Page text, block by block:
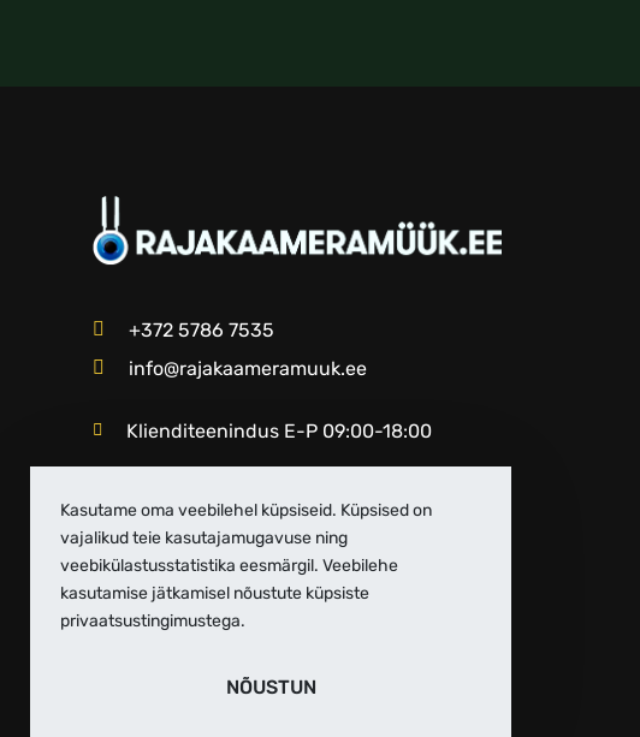
+372 5786 7535
info@rajakaameramuuk.ee
Klienditeenindus E-P 09:00-18:00
Kasutame oma veebilehel küpsiseid. Küpsised on
vajalikud teie kasutajamugavuse ning
veebikülastusstatistika eesmärgil. Veebilehe
kasutamise jätkamisel nõustute küpsiste
privaatsustingimustega.
NÕUSTUN